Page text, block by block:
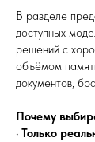
В разделе
доступных
решений с
объёмом
документов,
Почему
• Только